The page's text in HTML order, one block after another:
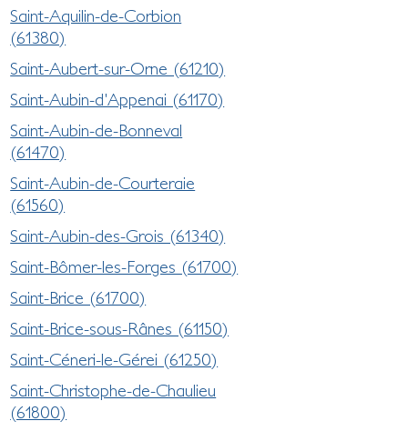
Saint-Aquilin-de-Corbion
(61380)
Saint-Aubert-sur-Orne (61210)
Saint-Aubin-d'Appenai (61170)
Saint-Aubin-de-Bonneval
(61470)
Saint-Aubin-de-Courteraie
(61560)
Saint-Aubin-des-Grois (61340)
Saint-Bômer-les-Forges (61700)
Saint-Brice (61700)
Saint-Brice-sous-Rânes (61150)
Saint-Céneri-le-Gérei (61250)
Saint-Christophe-de-Chaulieu
(61800)